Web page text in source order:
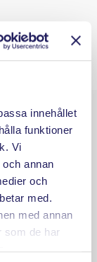
innehållet
funktioner
Vi
annan
och
med.
med annan
som de har